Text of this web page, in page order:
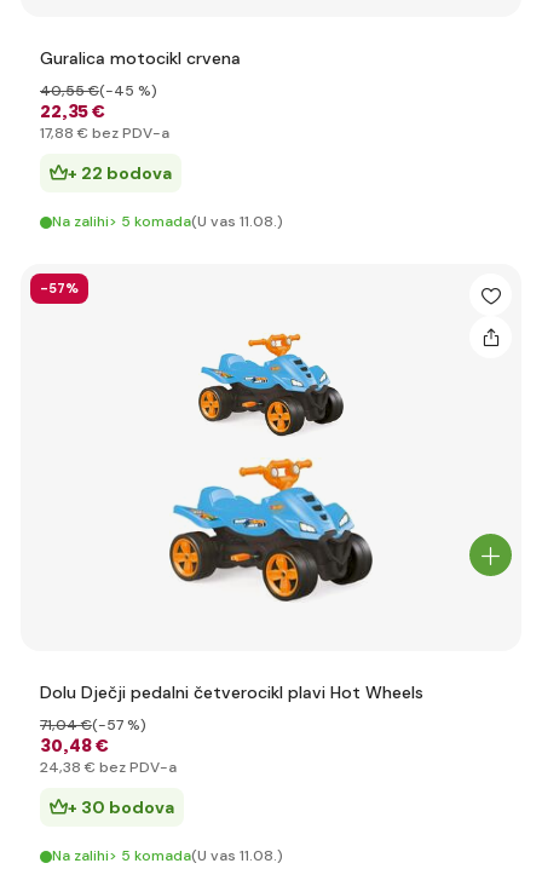
Guralica motocikl crvena
22,35 €
40,55 €(-45 %)
17,88 € bez PDV-a
+ 22 bodova
Na zalihi> 5 komada(U vas 11.08.)
-57%
Dolu Dječji pedalni četverocikl plavi Hot Wheels
30,48 €
71,04 €(-57 %)
24,38 € bez PDV-a
+ 30 bodova
Na zalihi> 5 komada(U vas 11.08.)